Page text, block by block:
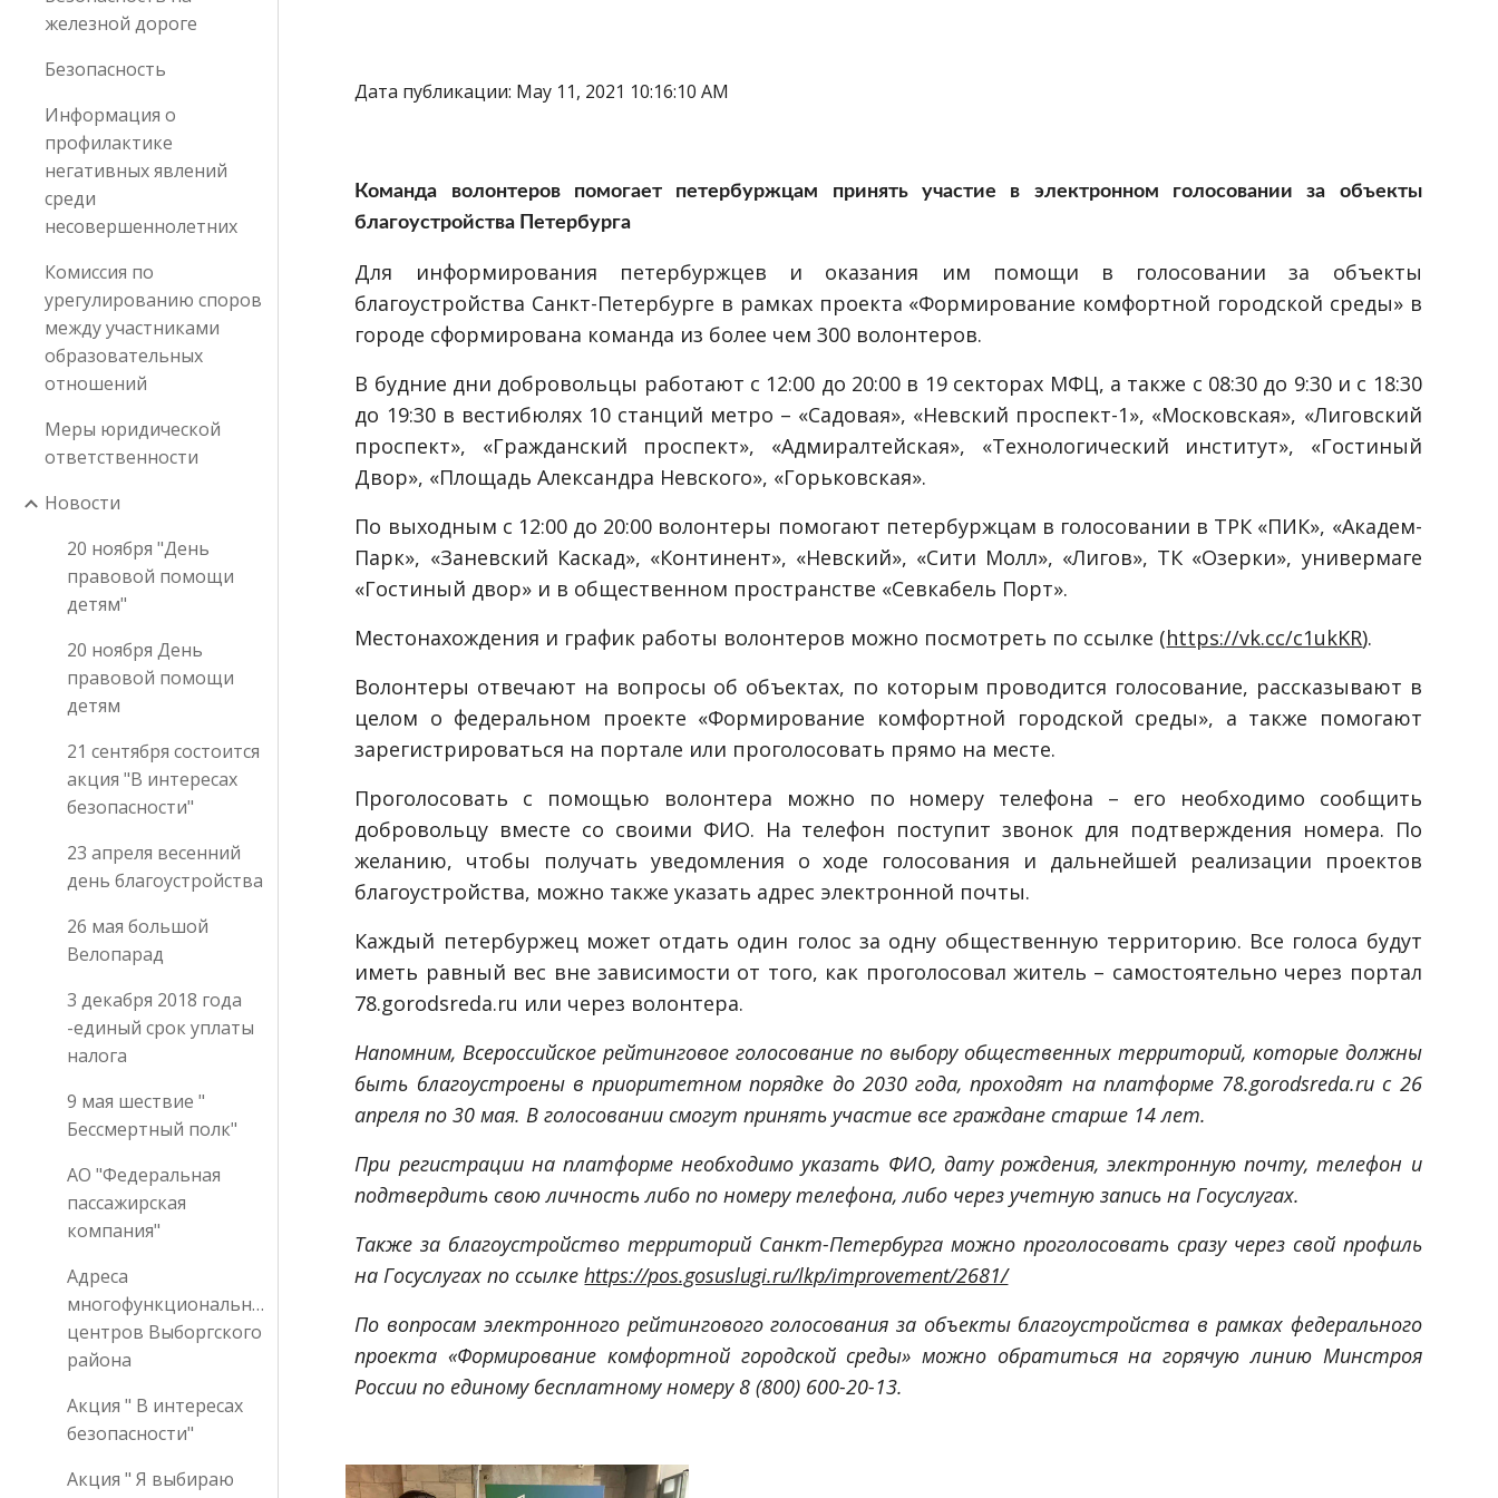
железной дороге
Безопасность
Информация о
профилактике
негативных явлений
среди
несовершеннолетних
Комиссия по
урегулированию споров
между участниками
образовательных
отношений
Меры юридической
ответственности
Новости
20 ноября "День
правовой помощи
детям"
20 ноября День
правовой помощи
детям
21 сентября состоится
акция "В интересах
безопасности"
23 апреля весенний
день благоустройства
26 мая большой
Велопарад
3 декабря 2018 года
-единый срок уплаты
налога
9 мая шествие "
Бессмертный полк"
АО "Федеральная
пассажирская
компания"
Адреса
многофункциональных
центров Выборгского
района
Акция " В интересах
безопасности"
Акция " Я выбираю
Дата публикации: May 11, 2021 10:16:10 AM
Команда волонтеров помогает петербуржцам принять участие в электронном голосовании за объекты
благоустройства Петербурга
Для информирования петербуржцев и оказания им помощи в голосовании за объекты
благоустройства Санкт-Петербурге в рамках проекта «Формирование комфортной городской среды» в
городе сформирована команда из более чем 300 волонтеров.
В будние дни добровольцы работают с 12:00 до 20:00 в 19 секторах МФЦ, а также с 08:30 до 9:30 и с 18:30
до 19:30 в вестибюлях 10 станций метро – «Садовая», «Невский проспект-1», «Московская», «Лиговский
проспект», «Гражданский проспект», «Адмиралтейская», «Технологический институт», «Гостиный
Двор», «Площадь Александра Невского», «Горьковская».
По выходным с 12:00 до 20:00 волонтеры помогают петербуржцам в голосовании в ТРК «ПИК», «Академ-
Парк», «Заневский Каскад», «Континент», «Невский», «Сити Молл», «Лигов», ТК «Озерки», универмаге
«Гостиный двор» и в общественном пространстве «Севкабель Порт».
Местонахождения и график работы волонтеров можно посмотреть по ссылке (https://vk.cc/c1ukKR).
Волонтеры отвечают на вопросы об объектах, по которым проводится голосование, рассказывают в
целом о федеральном проекте «Формирование комфортной городской среды», а также помогают
зарегистрироваться на портале или проголосовать прямо на месте.
Проголосовать с помощью волонтера можно по номеру телефона – его необходимо сообщить
добровольцу вместе со своими ФИО. На телефон поступит звонок для подтверждения номера. По
желанию, чтобы получать уведомления о ходе голосования и дальнейшей реализации проектов
благоустройства, можно также указать адрес электронной почты.
Каждый петербуржец может отдать один голос за одну общественную территорию. Все голоса будут
иметь равный вес вне зависимости от того, как проголосовал житель – самостоятельно через портал
78.gorodsreda.ru или через волонтера.
Напомним, Всероссийское рейтинговое голосование по выбору общественных территорий, которые должны
быть благоустроены в приоритетном порядке до 2030 года, проходят на платформе 78.gorodsreda.ru с 26
апреля по 30 мая. В голосовании смогут принять участие все граждане старше 14 лет.
При регистрации на платформе необходимо указать ФИО, дату рождения, электронную почту, телефон и
подтвердить свою личность либо по номеру телефона, либо через учетную запись на Госуслугах.
Также за благоустройство территорий Санкт-Петербурга можно проголосовать сразу через свой профиль
на Госуслугах по ссылке https://pos.gosuslugi.ru/lkp/improvement/2681/
По вопросам электронного рейтингового голосования за объекты благоустройства в рамках федерального
проекта «Формирование комфортной городской среды» можно обратиться на горячую линию Минстроя
России по единому бесплатному номеру 8 (800) 600-20-13.